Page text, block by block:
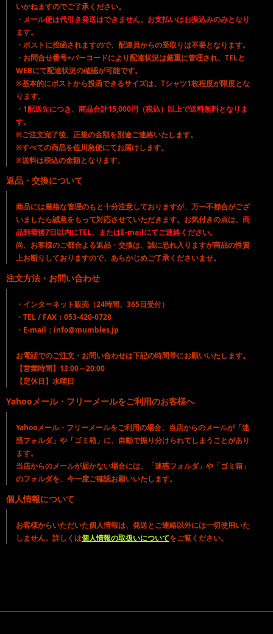
いかねますのでご了承ください。
・ メール便は代引き発送はできません。お支払いはお振込みのみとなり
ます。
・ポストに投函されますので、配達員からの受取りは不要となります。
・お問合せ番号+バーコードにより配達状況は厳重に管理され、TELと
WEBにて配達状況の確認が可能です。
※基本的にポストから投函できるサイズは、Tシャツ1枚程度が限度とな
ります。
・ 1配送先につき、商品合計15,000円（税込）以上で送料無料となりま
す。
※ご注文完了後、正規の金額を別途ご連絡いたします。
※すべての商品を佐川急便にてお届けします。
※送料は税込の金額となります。
返品・交換について
商品には厳格な管理のもと十分注意しておりますが、万一不都合がござ
いましたら誠意をもって対応させていただきます。お気付きの点は、 商
品到着後7日以内にTEL、またはE-mailにてご連絡ください。
尚、お客様のご都合よる返品・交換は、誠に恐れ入りますが商品の性質
上お断りしておりますので、あらかじめご了承くださいませ。
注文方法・お問い合わせ
・インターネット販売（24時間、365日受付）
・TEL / FAX：053-420-0728
・E-mail：info@mumbles.jp
お電話でのご注文・お問い合わせは下記の時間帯にお願いいたします。
【営業時間】13:00～20:00
【定休日】水曜日
Yahooメール・フリーメールをご利用のお客様へ
Yahooメール・フリーメールをご利用の場合、当店からのメールが「迷
惑フォルダ」や「ゴミ箱」に、自動で振り分けられてしまうことがあり
ます。
当店からのメールが届かない場合には、「迷惑フォルダ」や「ゴミ箱」
のフォルダを、今一度ご確認お願いいたします。
個人情報について
お客様からいただいた個人情報は、発送とご連絡以外には一切使用いた
しません。詳しくは個人情報の取扱いについてをご覧ください。